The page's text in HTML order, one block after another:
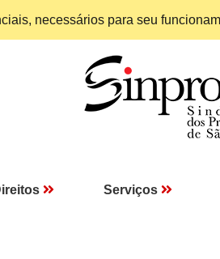
necessários para seu
Serviços